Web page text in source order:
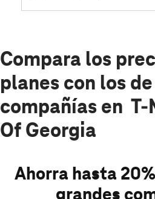
Compara los
planes con los
compañías en
Of Georgia